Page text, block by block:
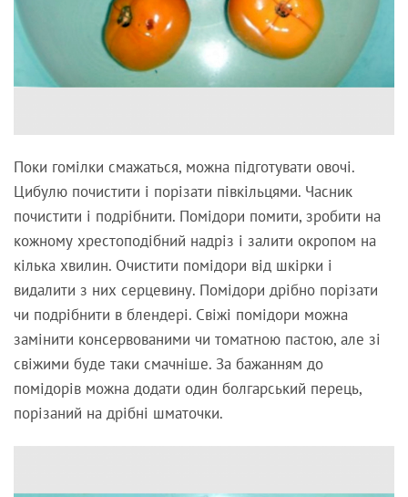
Поки гомілки смажаться, можна підготувати овочі.
Цибулю почистити і порізати півкільцями. Часник
почистити і подрібнити. Помідори помити, зробити на
кожному хрестоподібний надріз і залити окропом на
кілька хвилин. Очистити помідори від шкірки і
видалити з них серцевину. Помідори дрібно порізати
чи подрібнити в блендері. Свіжі помідори можна
замінити консервованими чи томатною пастою, але зі
свіжими буде таки смачніше. За бажанням до
помідорів можна додати один болгарський перець,
порізаний на дрібні шматочки.